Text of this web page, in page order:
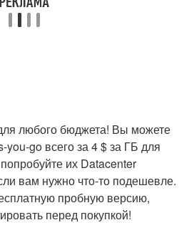
любого бюджета! Вы можете
you-go всего за 4 $ за ГБ для
их Datacenter
вам нужно что-то подешевле.
пробную версию,
перед покупкой!